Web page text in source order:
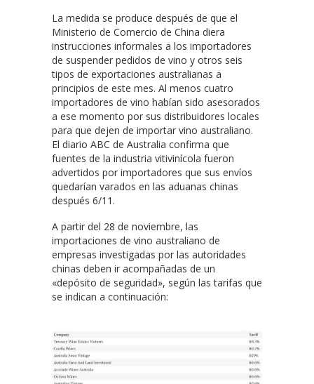
La medida se produce después de que el
Ministerio de Comercio de China diera
instrucciones informales a los importadores
de suspender pedidos de vino y otros seis
tipos de exportaciones australianas a
principios de este mes. Al menos cuatro
importadores de vino habían sido asesorados
a ese momento por sus distribuidores locales
para que dejen de importar vino australiano.
El diario ABC de Australia confirma que
fuentes de la industria vitivinícola fueron
advertidos por importadores que sus envíos
quedarían varados en las aduanas chinas
después 6/11.
A partir del 28 de noviembre, las
importaciones de vino australiano de
empresas investigadas por las autoridades
chinas deben ir acompañadas de un
«depósito de seguridad», según las tarifas que
se indican a continuación: